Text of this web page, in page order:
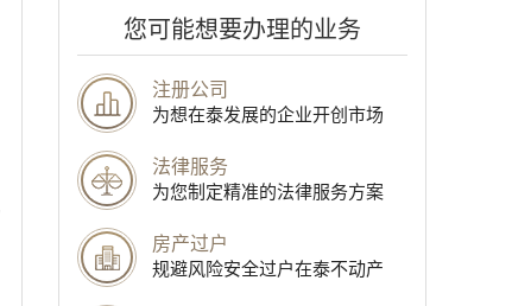
您可能想要办理的业务
注册公司
为想在泰发展的企业开创市场
法律服务
为您制定精准的法律服务方案
房产过户
规避风险安全过户在泰不动产